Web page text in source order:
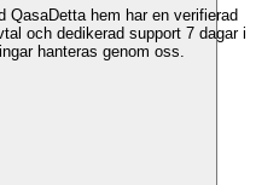
QasaDetta hem har en verifierad
och dedikerad support 7 dagar i
hanteras genom oss.